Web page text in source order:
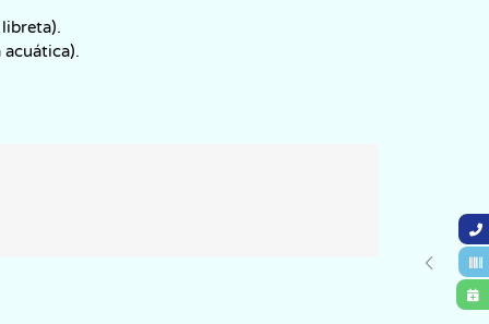
acuática).